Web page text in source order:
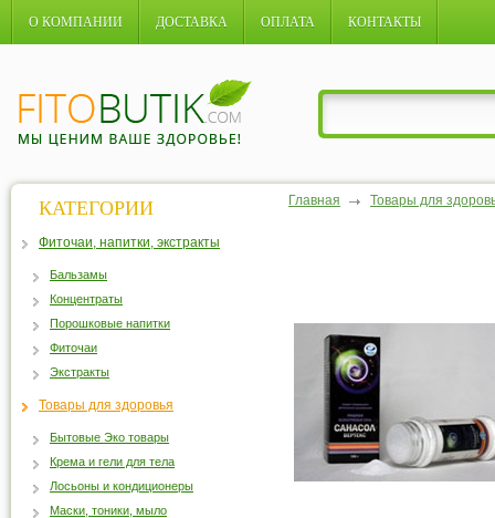
О КОМПАНИИ ДОСТАВКА ОПЛАТА КОНТАКТЫ
Главная Товары для
КАТЕГОРИИ
Фиточаи, напитки, экстракты
Бальзамы
Концентраты
Порошковые напитки
Фиточаи
Экстракты
Товары для здоровья
Бытовые Эко товары
Крема и гели для тела
Лосьоны и кондиционеры
Маски, тоники, мыло